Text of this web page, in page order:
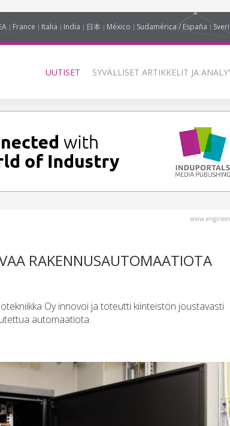
France Italia India 日本 México Sudamérica / España
UUTISET SYVÄLLISET ARTIKKELIT JA
RAKENNUSAUTOMAATIOTA
Oy innovoi ja toteutti kiinteistön joustavasti
automaatiota.